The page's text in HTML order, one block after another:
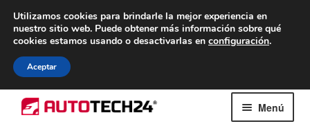
ENTREGA desde 7 EUR
De lunes a viernes de 9 a. m. a 4 p. m.
al
Menú
Utilizamos cookies para brindarle la mejor experiencia en
nuestro sitio web. Puede obtener más información sobre qué
cookies estamos usando o desactivarlas en configuración.
Aceptar